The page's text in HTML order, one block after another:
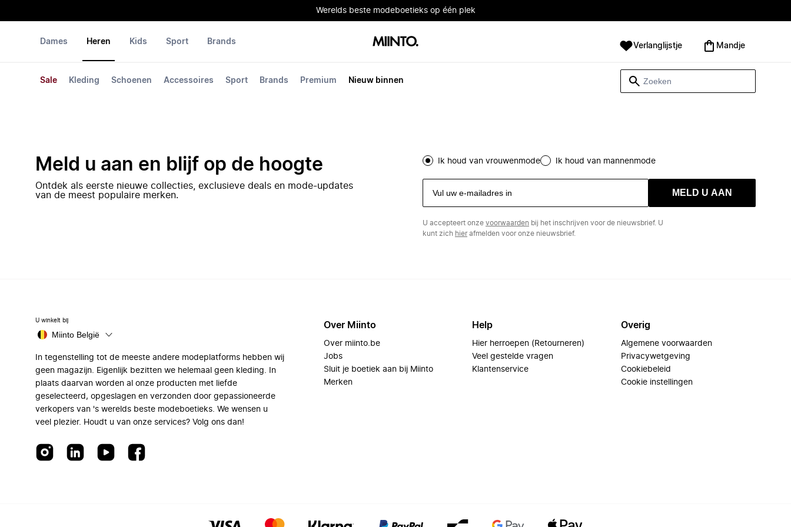
Werelds beste modeboetieks op één plek
Dames Heren
Sale Kleding Schoenen Accessoires Sport Brands Premium Nieuw binnen
Kids Sport Brands Verlanglijstje Mandje
Meld u aan en blijf op de hoogte
Ontdek als eerste nieuwe collecties, exclusieve deals en mode-updates
van de meest populaire merken.
Ik houd van vrouwenmode Ik houd van mannenmode
MELD U AAN
U accepteert onze voorwaarden bij het inschrijven voor de nieuwsbrief. U
kunt zich hierafmelden voor onze nieuwsbrief.
U winkelt bij
Miinto België
In tegenstelling tot de meeste andere modeplatforms hebben wij
geen magazijn. Eigenlijk bezitten we helemaal geen kleding. In
plaats daarvan worden al onze producten met liefde
geselecteerd, opgeslagen en verzonden door gepassioneerde
verkopers van 's werelds beste modeboetieks. We wensen u
veel plezier. Houdt u van onze services? Volg ons dan!
Over Miinto
Over miinto.be
Jobs
Sluit je boetiek aan bij Miinto
Merken
Help
Hier herroepen (Retourneren)
Veel gestelde vragen
Klantenservice
Overig
Algemene voorwaarden
Privacywetgeving
Cookiebeleid
Cookie instellingen